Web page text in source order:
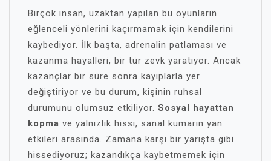
Birçok insan, uzaktan yapılan bu oyunların
eğlenceli yönlerini kaçırmamak için kendilerini
kaybediyor. İlk başta, adrenalin patlaması ve
kazanma hayalleri, bir tür zevk yaratıyor. Ancak
kazançlar bir süre sonra kayıplarla yer
değiştiriyor ve bu durum, kişinin ruhsal
durumunu olumsuz etkiliyor. Sosyal hayattan
kopma ve yalnızlık hissi, sanal kumarın yan
etkileri arasında. Zamana karşı bir yarışta gibi
hissediyoruz; kazandıkça kaybetmemek için